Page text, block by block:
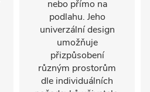
nebo přímo na
podlahu. Jeho
univerzální design
umožňuje
přizpůsobení
různým prostorům
dle individuálních